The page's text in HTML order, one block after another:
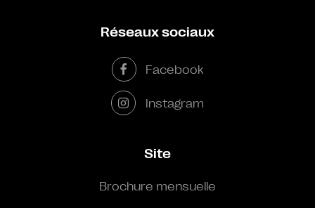
Réseaux sociaux
Facebook
Instagram
Site
Brochure mensuelle